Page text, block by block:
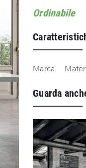
Ordinabile
Marca
Guarda